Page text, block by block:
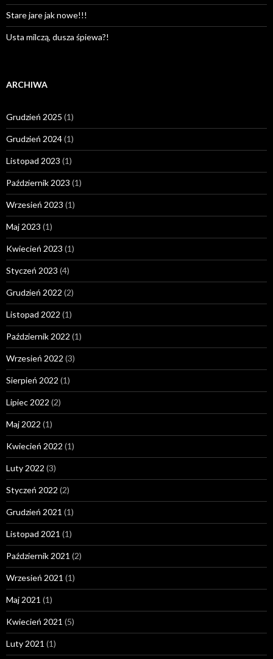
Stare jare jak nowe!!!
Usta milczą, dusza śpiewa?!
ARCHIWA
Grudzień 2025 (1)
Grudzień 2024(1)
Listopad 2023 (1)
Październik 2023 (1)
Wrzesień 2023 (1)
Maj 2023 (1)
Kwiecień 2023 (1)
Styczeń 2023 (4)
Grudzień 2022 (2)
Listopad 2022 (1)
Październik 2022 (1)
Wrzesień 2022 (3)
Sierpień 2022 (1)
Lipiec 2022 (2)
Maj 2022 (1)
Kwiecień 2022 (1)
Luty 2022 (3)
Styczeń 2022 (2)
Grudzień 2021 (1)
Listopad 2021 (1)
Październik 2021 (2)
Wrzesień 2021 (1)
Maj 2021 (1)
Kwiecień 2021 (5)
Luty 2021 (1)